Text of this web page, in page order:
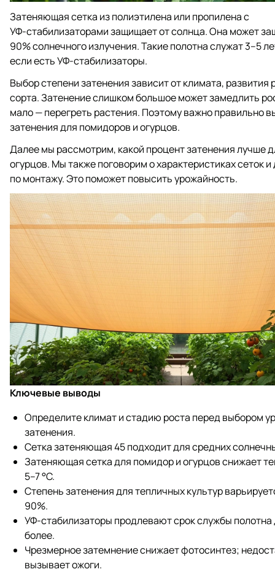
Затеняющая сетка из полиэтилена или пропилена с
УФ‑стабилизаторами защищает от солнца. Она может
90% солнечного излучения. Такие полотна служат 3–5
если есть УФ‑стабилизаторы.
Выбор степени затенения зависит от климата, развития
сорта. Затенение слишком большое может замедлить
мало — перегреть растения. Поэтому важно правильно
затенения для помидоров и огурцов.
Далее мы рассмотрим, какой процент затенения лучше
огурцов. Мы также поговорим о характеристиках сеток
по монтажу. Это поможет повысить урожайность.
Ключевые выводы
Определите климат и стадию роста перед выбором
затенения.
Сетка затеняющая 45 подходит для средних
Затеняющая сетка для помидор и огурцов снижает
5–7 °C.
Степень затенения для тепличных культур
90%.
УФ‑стабилизаторы продлевают срок службы полотна
более.
Чрезмерное затемнение снижает фотосинтез;
вызывает ожоги.